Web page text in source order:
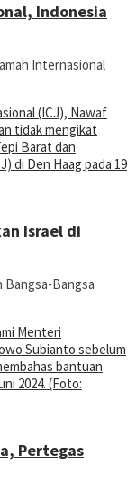
Indonesia
Internasional
Israel di
Bangsa-Bangsa
Pertegas